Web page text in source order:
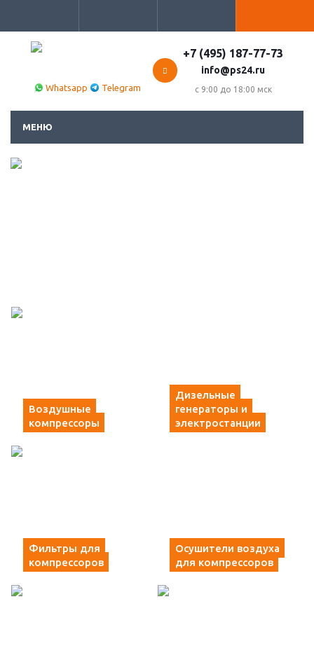
Whatsapp Telegram
+7 (495) 187-77-73
info@ps24.ru
с 9:00 до 18:00 мск
МЕНЮ
Воздушные
компрессоры
Дизельные
генераторы и
электростанции
Фильтры для
компрессоров
Осушители воздуха
для компрессоров